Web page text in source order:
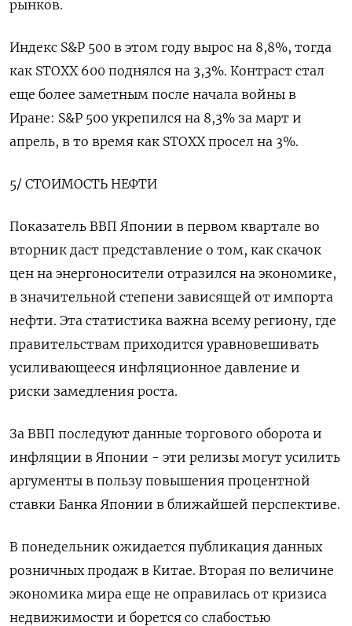
рынков.
Индекс S&P 500 в этом году вырос на 8,8%, тогда
как STOXX 600 поднялся на 3,3%. Контраст ​стал
еще более заметным после начала войны в
Иране: ⁠S&P 500 укрепился на 8,3% за март и
апрель, в то время как STOXX просел на 3%.
5/ СТОИМОСТЬ НЕФТИ
Показатель ВВП Японии в первом квартале во
вторник даст представление о том, как скачок
цен на энергоносители отразился на экономике,
в значительной степени ‌зависящей от импорта
нефти. Эта статистика важна всему региону, где
правительствам приходится уравновешивать
усиливающееся инфляционное давление и
риски замедления роста.
За ВВП последуют данные торгового оборота и
инфляции в Японии - ‌эти релизы могут усилить
аргументы в пользу повышения процентной
ставки Банка Японии в ближайшей перспективе.
В понедельник ожидается публикация данных
розничных продаж в Китае. Вторая по величине
экономика мира еще не ​оправилась от кризиса
недвижимости и борется со слабостью